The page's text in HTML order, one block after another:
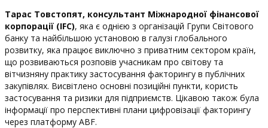
Тарас Товстопят, консультант Міжнародної фінансової
корпорації (IFC), яка є однією з організацій Групи Світового
банку та найбільшою установою в галузі глобального
розвитку, яка працює виключно з приватним сектором країн,
що розвиваються розповів учасникам про світову та
вітчизняну практику застосування факторингу в публічних
закупівлях. Висвітлено основні позиційні пункти, користь
застосування та ризики для підприємств. Цікавою також була
інформації про перспективні плани цифровізації факторингу
через платформу ABF.